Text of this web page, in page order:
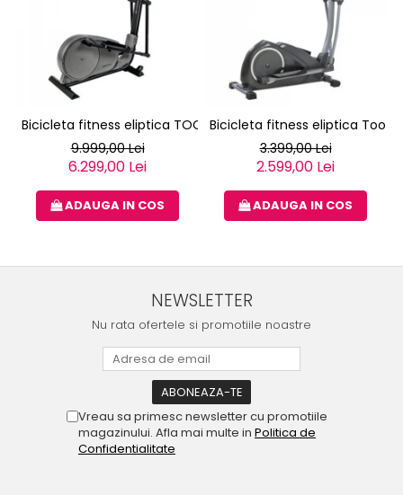
Bicicleta fitness eliptica TOORX ERX-3000
9.999,00 Lei
6.299,00 Lei
ADAUGA IN COS
Bicicleta fitness eliptica Toorx
3.399,00 Lei
2.599,00 Lei
ADAUGA IN COS
NEWSLETTER
Nu rata ofertele si promotiile noastre
Vreau sa primesc newsletter cu promotiile
magazinului. Afla mai multe in Politica de
Confidentialitate